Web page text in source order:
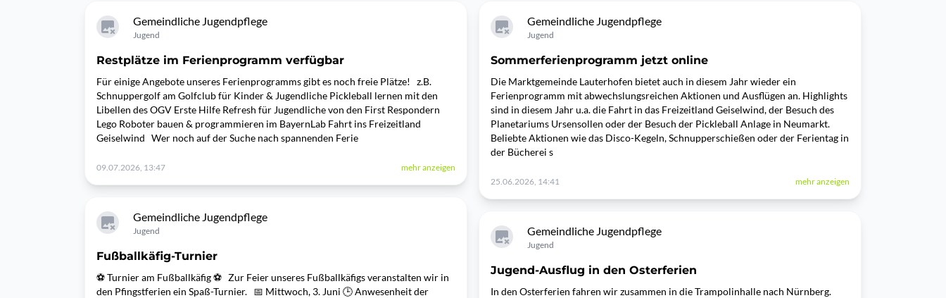
Gemeindliche Jugendpflege
Jugend
Restplätze im Ferienprogramm verfügbar
Für einige Angebote unseres Ferienprogramms gibt es noch freie Plätze! z.B.
Schnuppergolf am Golfclub für Kinder & Jugendliche Pickleball lernen mit den
Libellen des OGV Erste Hilfe Refresh für Jugendliche von den First Respondern
Lego Roboter bauen & programmieren im BayernLab Fahrt ins Freizeitland
Geiselwind Wer noch auf der Suche nach spannenden Ferie
09.07.2026, 13:47 mehr anzeigen
Gemeindliche Jugendpflege
Jugend
Fußballkäfig-Turnier
⚽️ Turnier am Fußballkäfig ⚽️ Zur Feier unseres Fußballkäfigs veranstalten wir in
den Pfingstferien ein Spaß-Turnier. 📅 Mittwoch, 3. Juni 🕒 Anwesenheit der
Gemeindliche Jugendpflege
Jugend
Sommerferienprogramm jetzt online
Die Marktgemeinde Lauterhofen bietet auch in diesem Jahr wieder ein
Ferienprogramm mit abwechslungsreichen Aktionen und Ausflügen an. Highlights
sind in diesem Jahr u.a. die Fahrt in das Freizeitland Geiselwind, der Besuch des
Planetariums Ursensollen oder der Besuch der Pickleball Anlage in Neumarkt.
Beliebte Aktionen wie das Disco-Kegeln, Schnupperschießen oder der Ferientag in
der Bücherei s
25.06.2026, 14:41 mehr anzeigen
Gemeindliche Jugendpflege
Jugend
Jugend-Ausflug in den Osterferien
In den Osterferien fahren wir zusammen in die Trampolinhalle nach Nürnberg.